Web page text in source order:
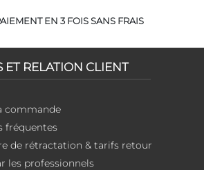
EN 3 FOIS SANS FRAIS
ET RELATION CLIENT
commande
fréquentes
de rétractation & tarifs retour
les professionnels